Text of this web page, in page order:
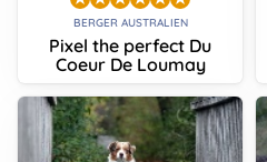
BERGER AUSTRALIEN
Pixel the perfect Du
Coeur De Loumay